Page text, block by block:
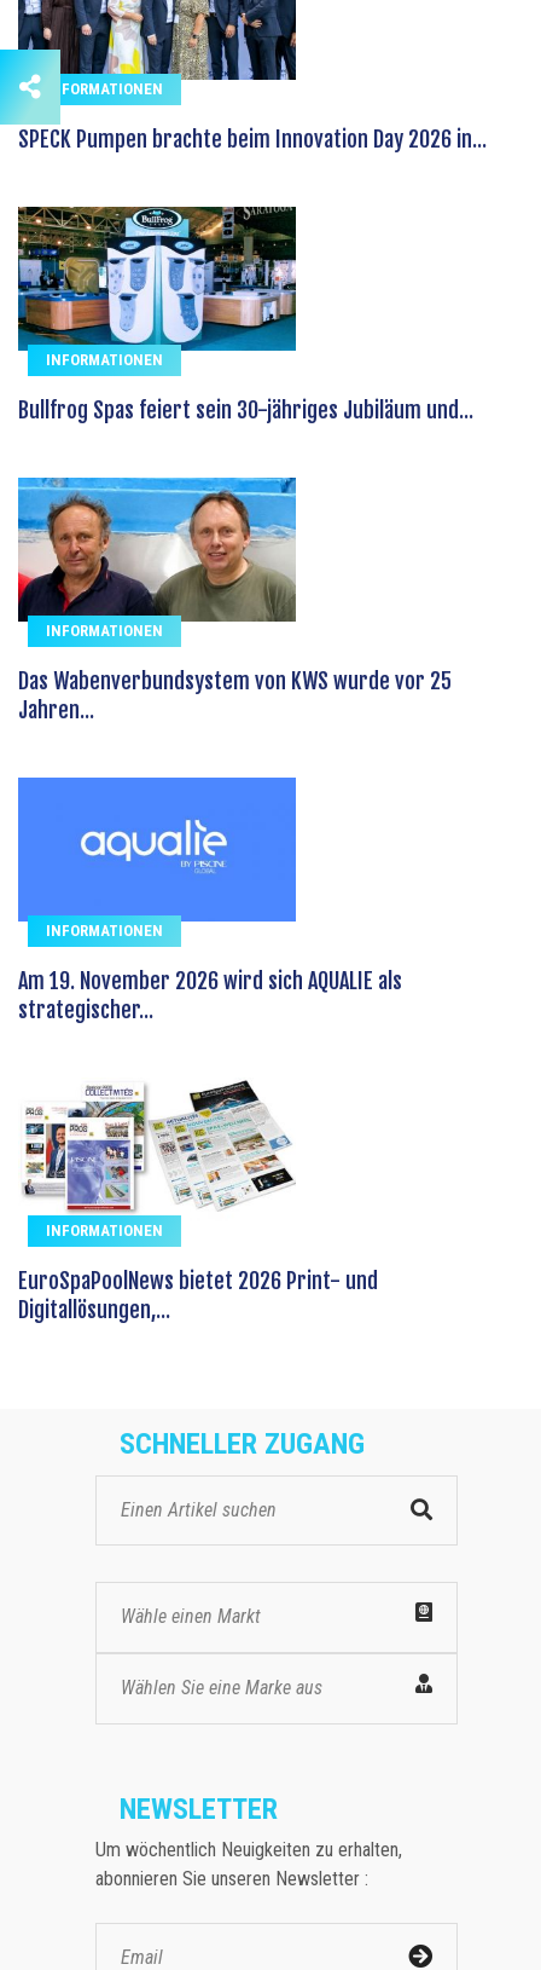
INFORMATIONEN
SPECK Pumpen brachte beim Innovation Day 2026 in...
INFORMATIONEN
Bullfrog Spas feiert sein 30-jähriges Jubiläum und...
INFORMATIONEN
Das Wabenverbundsystem von KWS wurde vor 25
Jahren...
INFORMATIONEN
Am 19. November 2026 wird sich AQUALIE als
strategischer...
INFORMATIONEN
EuroSpaPoolNews bietet 2026 Print- und
Digitallösungen,...
SCHNELLER ZUGANG
Wähle einen Markt
Wählen Sie eine Marke aus
NEWSLETTER
Um wöchentlich Neuigkeiten zu erhalten,
abonnieren Sie unseren Newsletter :